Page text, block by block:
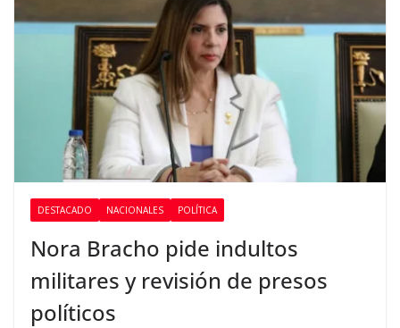
DESTACADO NACIONALES POLÍTICA
Nora Bracho pide indultos
militares y revisión de presos
políticos